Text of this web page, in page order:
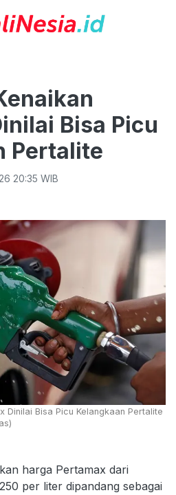
Bisa Picu
Pertalite
20:35 WIB
Dinilai Bisa Picu Kelangkaan Pertalite
harga Pertamax dari
per liter dipandang sebagai